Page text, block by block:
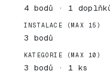
4 bodů · 1
INSTALACE (MAX 15)
3 bodů
KATEGORIE (MAX 10)
3 bodů · 1 ks